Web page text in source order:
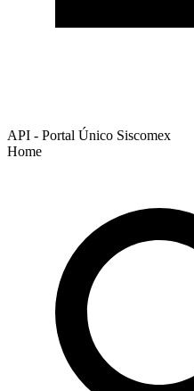
API - Portal Único Siscomex
Home